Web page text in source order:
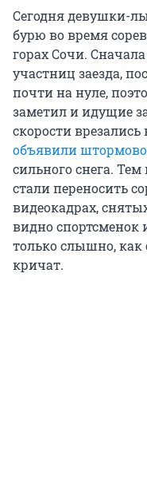
Сегодня девушки-
бурю во время
горах Сочи.
участниц заезда,
почти на нуле,
заметил и идущие
скорости
объявили
сильного снега.
стали переносить
видеокадрах,
видно спортсменок
только слышно, как
кричат.